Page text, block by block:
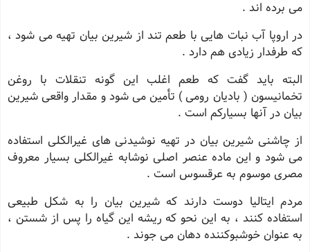
می برده اند .
در اروپا آب نبات هایی با طعم تند از شیرین بیان تهیه می شود ،
که طرفدار زیادی هم دارد .
البته باید گفت که طعم اغلب این گونه تنقلات با روغن
تخمانیسون ( بادیان رومی ) تأمین می شود و مقدار واقعی شیرین
بیان در آنها بسیارکم است .
از چاشنی شیرین بیان در تهیه نوشیدنی های غیرالکلی استفاده
می شود و این ماده عنصر اصلی نوشابه غیرالکلی بسیار معروف
مصری موسوم به عرقسوس است .
مردم ایتالیا دوست دارند که شیرین بیان را به شکل طبیعی
استفاده کنند ، به این نحو که ریشه این گیاه را پس از شستن ،
به عنوان خوشبوکننده دهان می جوند .